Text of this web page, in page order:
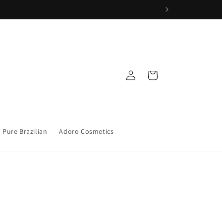
Pure Brazilian Adoro Cosmetics
sesión
Carrito